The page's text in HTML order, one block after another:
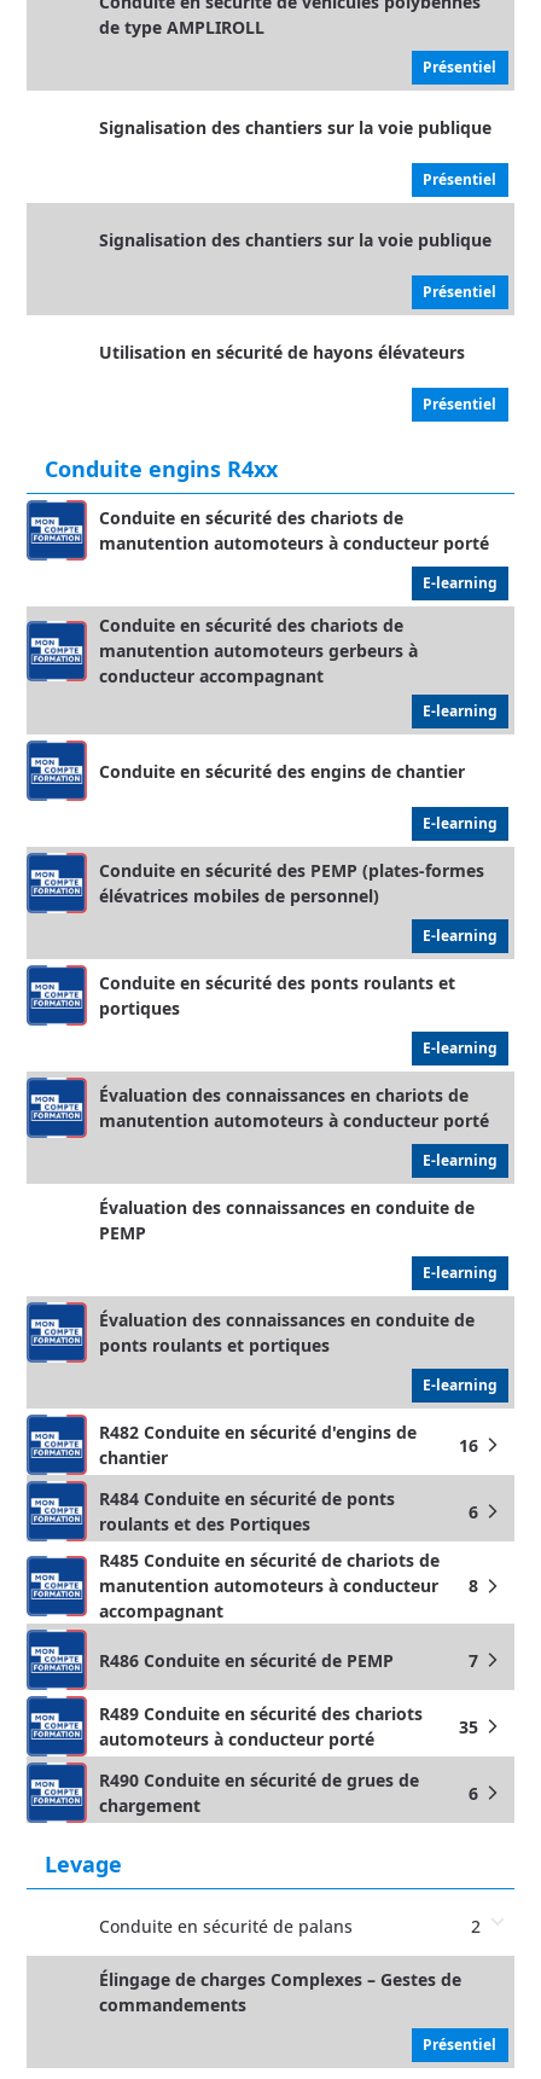
de type AMPLIROLL
Présentiel
Signalisation des chantiers sur la voie publique
Présentiel
Signalisation des chantiers sur la voie publique
Présentiel
Utilisation en sécurité de hayons élévateurs
Présentiel
Conduite engins R4xx
Conduite en sécurité des chariots de
manutention automoteurs à conducteur porté
E-learning
Conduite en sécurité des chariots de
manutention automoteurs gerbeurs à
conducteur accompagnant
E-learning
Conduite en sécurité des engins de chantier
E-learning
Conduite en sécurité des PEMP (plates-formes
élévatrices mobiles de personnel)
E-learning
Conduite en sécurité des ponts roulants et
portiques
E-learning
Évaluation des connaissances en chariots de
manutention automoteurs à conducteur porté
E-learning
Évaluation des connaissances en conduite de
PEMP
E-learning
Évaluation des connaissances en conduite de
ponts roulants et portiques
E-learning
R482 Conduite en sécurité d'engins de
chantier
16 arrow_forward_ios
R484 Conduite en sécurité de ponts
roulants et des Portiques
6 arrow_forward_ios
R485 Conduite en sécurité de chariots de
manutention automoteurs à conducteur
accompagnant
8 arrow_forward_ios
R486 Conduite en sécurité de PEMP 7 arrow_forward_ios
R489 Conduite en sécurité des chariots
automoteurs à conducteur porté
35 arrow_forward_ios
R490 Conduite en sécurité de grues de
chargement
6 arrow_forward_ios
Levage
Conduite en sécurité de palans 2
Élingage de charges Complexes – Gestes de
commandements
Présentiel